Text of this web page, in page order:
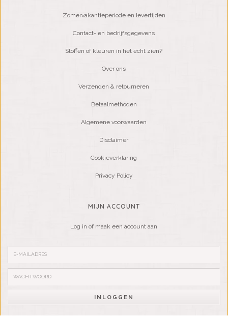
Zomervakantieperiode en levertijden
Contact- en bedrijfsgegevens
Stoffen of kleuren in het echt zien?
Over ons
Verzenden & retourneren
Betaalmethoden
Algemene voorwaarden
Disclaimer
Cookieverklaring
Privacy Policy
MIJN ACCOUNT
Log in of maak een account aan
INLOGGEN